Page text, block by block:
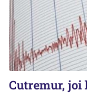
Cutremur, joi